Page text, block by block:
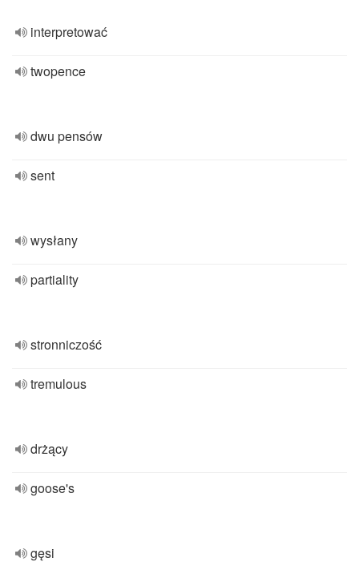
interpretować
twopence
dwu pensów
sent
wysłany
partiality
stronniczość
tremulous
drżący
goose's
gęsi